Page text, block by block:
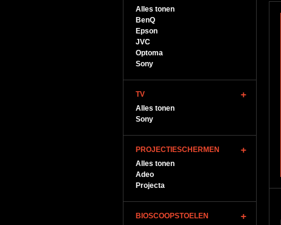
Alles tonen
BenQ
Epson
JVC
Optoma
Sony
TV
Alles tonen
Sony
PROJECTIESCHERMEN
Alles tonen
Adeo
Projecta
BIOSCOOPSTOELEN